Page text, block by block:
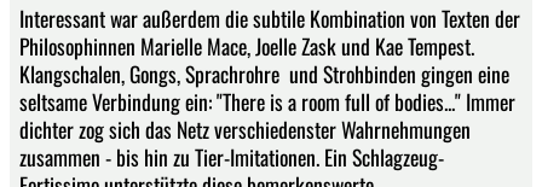
Interessant war außerdem die subtile Kombination von Texten der
Philosophinnen Marielle Mace, Joelle Zask und Kae Tempest.
Klangschalen, Gongs, Sprachrohre und Strohbinden gingen eine
seltsame Verbindung ein: "There is a room full of bodies..." Immer
dichter zog sich das Netz verschiedenster Wahrnehmungen
zusammen - bis hin zu Tier-Imitationen. Ein Schlagzeug-